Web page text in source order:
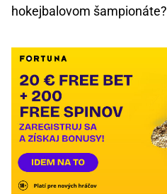
hokejbalovom šampionáte?